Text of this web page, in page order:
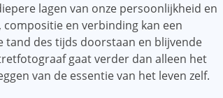
lagen van onze persoonlijkheid en
en verbinding kan een
des tijds doorstaan ​​en blijvende
gaat verder dan alleen het
van de essentie van het leven zelf.